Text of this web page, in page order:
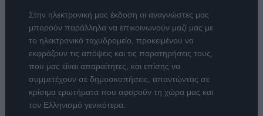
Στην ηλεκτρονική μας έκδοση οι αναγνώστες μας
μπορούν παράλληλα να επικοινωνούν μαζί μας με
το ηλεκτρονικό ταχυδρομείο, προκειμένου να
εκφράζουν τις απόψεις και τις παρατηρήσεις τους,
που μας είναι απαραίτητες, και επίσης να
συμμετέχουν σε δημοσκοπήσεις, απαντώντας σε
κρίσιμα ερωτήματα που αφορούν τη χώρα μας και
τον Ελληνισμό γενικότερα.